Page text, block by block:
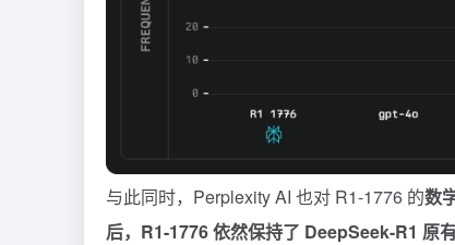
与此同时，Perplexity AI 也对 R1-1776 的数
后，R1-1776 依然保持了 DeepSeek-R1 原